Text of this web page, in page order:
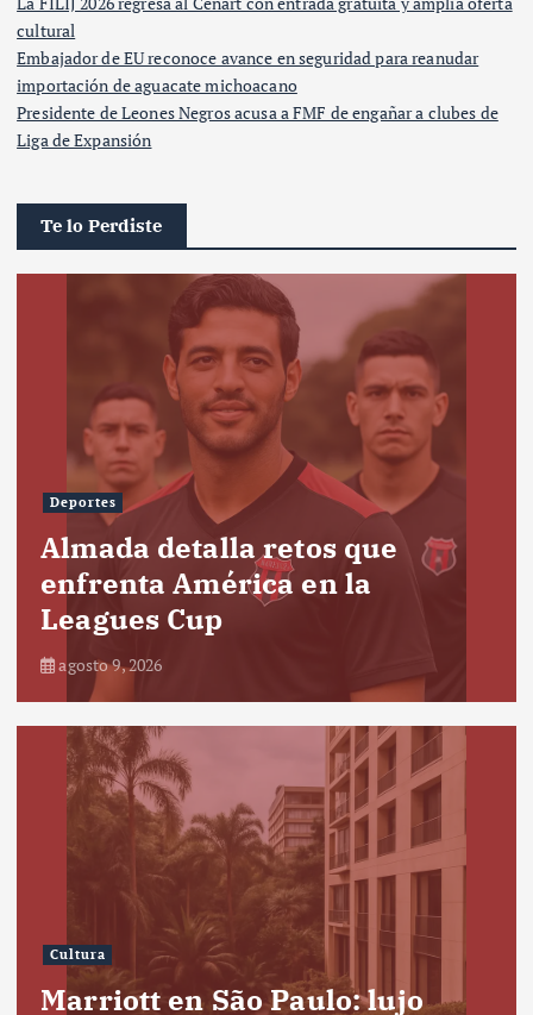
cultural
Embajador de EU reconoce avance en seguridad para reanudar
importación de aguacate michoacano
Presidente de Leones Negros acusa a FMF de engañar a clubes de
Liga de Expansión
Te lo Perdiste
Deportes
Almada detalla retos que
enfrenta América en la
Leagues Cup
agosto 9, 2026
Cultura
Marriott en São Paulo: lujo